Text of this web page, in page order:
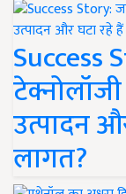
Success
उत्पादन
लागत?